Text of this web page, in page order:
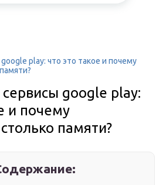
play: что это такое и почему
google play:
и почему
памяти?